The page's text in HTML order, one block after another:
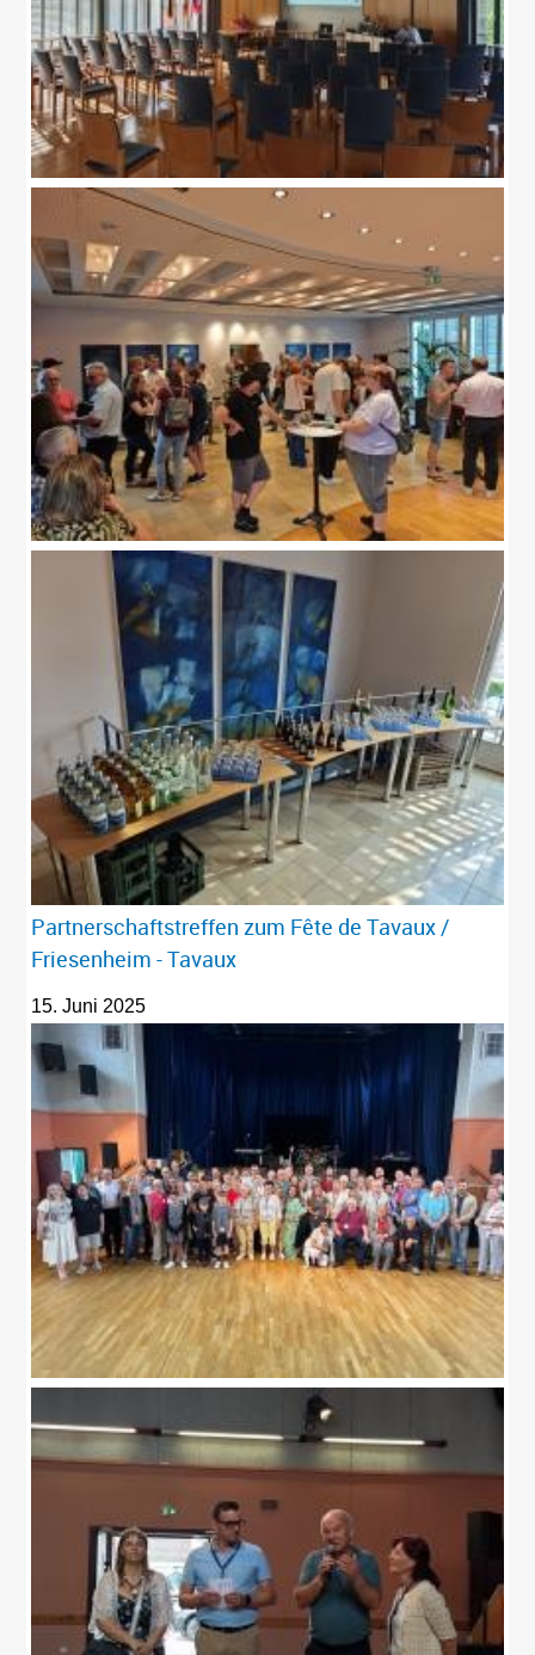
Partnerschaftstreffen zum Fête de Tavaux /
Friesenheim - Tavaux
15. Juni 2025